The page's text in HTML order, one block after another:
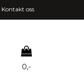
Kontakt oss
0,-